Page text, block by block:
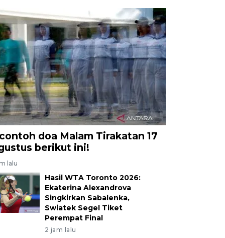
doa Malam Tirakatan 17
berikut ini!
lalu
Hasil WTA Toronto 2026:
Ekaterina Alexandrova
Singkirkan Sabalenka,
Swiatek Segel Tiket
Perempat Final
2 jam lalu